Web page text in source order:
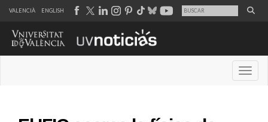
VALENCIÀ ENGLISH